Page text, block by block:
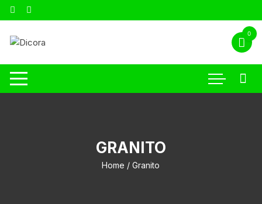
0
GRANITO
Home / Granito